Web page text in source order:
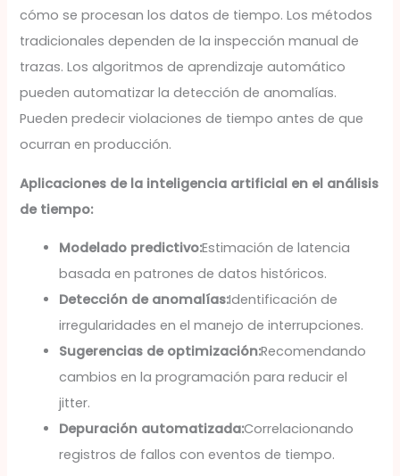
cómo se procesan los datos de tiempo. Los métodos
tradicionales dependen de la inspección manual de
trazas. Los algoritmos de aprendizaje automático
pueden automatizar la detección de anomalías.
Pueden predecir violaciones de tiempo antes de que
ocurran en producción.
Aplicaciones de la inteligencia artificial en el análisis
de tiempo:
Modelado predictivo:Estimación de latencia
basada en patrones de datos históricos.
Detección de anomalías:Identificación de
irregularidades en el manejo de interrupciones.
Sugerencias de optimización:Recomendando
cambios en la programación para reducir el
jitter.
Depuración automatizada:Correlacionando
registros de fallos con eventos de tiempo.